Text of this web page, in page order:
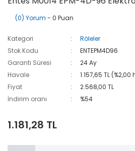
(0) Yorum - 0 Puan
Kategori
Röleler
Stok Kodu
ENTEPM4D96
Garanti Süresi
24 Ay
Havale
1.157,65 TL
Fiyat
2.568,00 TL
İndirim oranı
%54
1.181,28 TL